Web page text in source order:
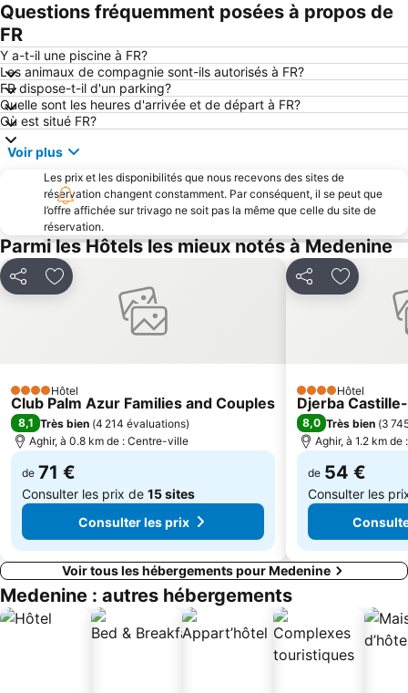
Questions fréquemment posées à propos de
FR
Y a-t-il une piscine à FR?
Les animaux de compagnie sont-ils autorisés à FR?
FR dispose-t-il d'un parking?
Quelle sont les heures d'arrivée et de départ à FR?
Où est situé FR?
Voir plus
Les prix et les disponibilités que nous recevons des sites de
réservation changent constamment. Par conséquent, il se peut que
l’offre affichée sur trivago ne soit pas la même que celle du site de
réservation.
Parmi les Hôtels les mieux notés à Medenine
PartagerAjouter à mes favoris
4 ÉtoilesHôtel
Club Palm Azur Families and Couples
8,1 Très bien (4 214 évaluations)
Aghir, à 0.8 km de : Centre-ville
de 71 €
Consulter les prix de 15 sites
Consulter les prix
PartagerAjouter à
4 ÉtoilesHôtel
Djerba
8,0 Très bien (3
Aghir, à 1.2 km
de 54 €
Consulter les
Voir tous les hébergements pour Medenine
Medenine : autres hébergements